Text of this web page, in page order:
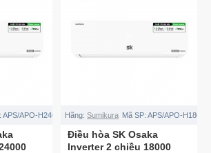
APS/APO-H240/OSAKA
Hãng: Sumikura Mã SP: APS/APO-H180/
Điều hòa SK Osaka
Inverter 2 chiều 18000